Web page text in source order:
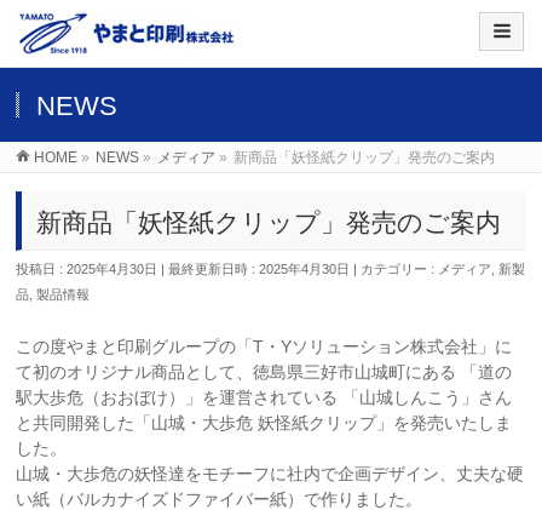
NEWS
HOME » NEWS » メディア » 新商品「妖怪紙クリップ」発売のご案内
新商品「妖怪紙クリップ」発売のご案内
投稿日 : 2025年4月30日 最終更新日時 : 2025年4月30日 カテゴリー : メディア
新製
品 ,製品情報
この度やまと印刷グループの「T・Yソリューション株式会社」に
て初のオリジナル商品として、徳島県三好市山城町にある 「道の
駅大歩危（おおぼけ）」を運営されている 「山城しんこう」さん
と共同開発した「山城・大歩危 妖怪紙クリップ」を発売いたしま
した。
山城・大歩危の妖怪達をモチーフに社内で企画デザイン、丈夫な硬
い紙（バルカナイズドファイバー紙）で作りました。